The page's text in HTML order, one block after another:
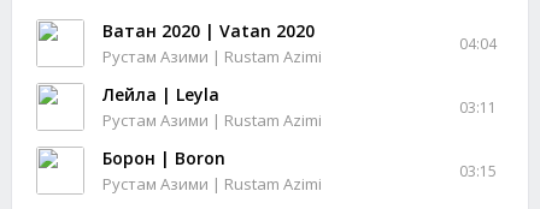
Ватан 2020 | Vatan 2020
Рустам Азими | Rustam Azimi
04:04
Лейла | Leyla
Рустам Азими | Rustam Azimi
03:11
Борон | Boron
Рустам Азими | Rustam Azimi
03:15